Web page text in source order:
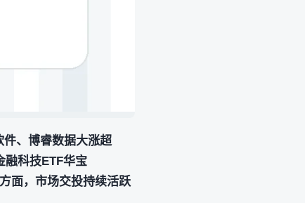
、博睿数据大涨超
融科技ETF华宝
面，市场交投持续活跃